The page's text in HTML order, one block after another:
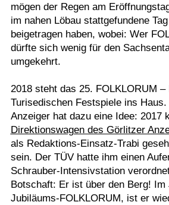
mögen der Regen am
im nahen Löbau stattgefundene
beigetragen haben, wobei: Wer
dürfte sich wenig für den
umgekehrt.
2018 steht das 25. FOLKLORUM
Turisedischen Festspiele ins
Anzeiger hat dazu eine Idee: 2017
Direktionswagen des Görlitzer
als Redaktions-Einsatz-Trabi
sein. Der TÜV hatte ihm einen
Schrauber-Intensivstation
Botschaft: Er ist über den Berg! Im
Jubiläums-FOLKLORUM, ist er